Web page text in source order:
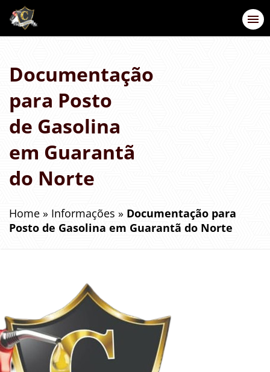
Documentação
para Posto
de Gasolina
em Guarantã
do Norte
Home » Informações » Documentação para
Posto de Gasolina em Guarantã do Norte